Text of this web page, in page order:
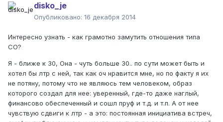
disko_je
Опубликовано: 16 декабря 2014
Интересно узнать - как грамотно замутить отношения типа
СО?
Я - ближе к 30, Она - чуть больше 30.. по сути может быть и
хотел бы лтр с ней, так как оч нравится мне, но по факту я их
не потяну, потому что не являюсь тем человеком, образ
которого создал для нее: уверенный, где-то даже наглый,
финансово обеспеченный и сошл пруф и т.д. и т.п. А от нее
чувствую сдвиги к лтр - а это: постоянная инициатива встреч,